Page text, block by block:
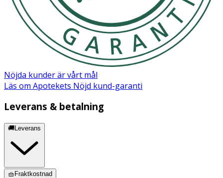
Nöjda kunder är vårt mål
Läs om Apotekets Nöjd kund-garanti
Leverans & betalning
🚚Leverans
🧺Fraktkostnad